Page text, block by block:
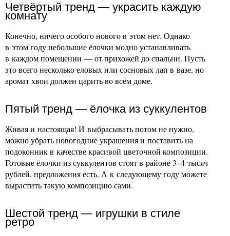
Четвёртый тренд — украсить каждую
комнату
Конечно, ничего особого нового в этом нет. Однако
в этом году небольшие ёлочки модно устанавливать
в каждом помещении — от прихожей до спальни. Пусть
это всего несколько еловых или сосновых лап в вазе, но
аромат хвои должен царить во всём доме.
Пятый тренд — ёлочка из суккулентов
Живая и настоящая! И выбрасывать потом не нужно,
можно убрать новогодние украшения и поставить на
подоконник в качестве красивой цветочной композиции.
Готовые ёлочки из суккулентов стоят в районе 3–4 тысяч
рублей, предложения есть. А к следующему году можете
вырастить такую композицию сами.
Шестой тренд — игрушки в стиле
ретро